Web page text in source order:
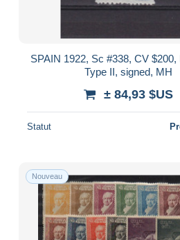
SPAIN 1922, Sc #338, CV $200,
Type II, signed, MH
± 84,93 $US
Statut
Nouveau